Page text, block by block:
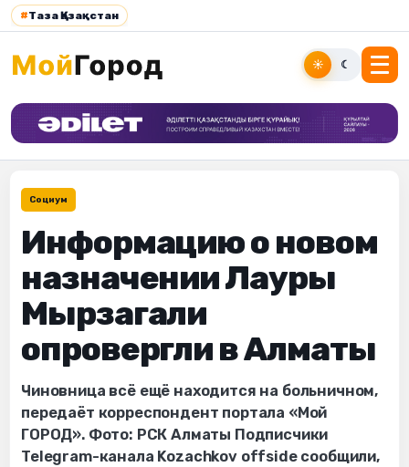
#Таза Қазақстан
☀ ☾
Социум
Информацию о новом
назначении Лауры
Мырзагали
опровергли в Алматы
Чиновница всё ещё находится на больничном,
передаёт корреспондент портала «Мой
ГОРОД». Фото: РСК Алматы Подписчики
Telegram-канала Kozachkov offside сообщили,